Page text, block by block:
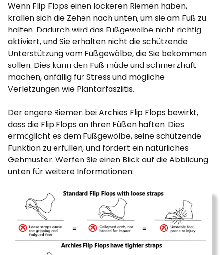
Wenn Flip Flops einen lockeren Riemen haben,
krallen sich die Zehen nach unten, um sie am Fuß zu
halten. Dadurch wird das Fußgewölbe nicht richtig
aktiviert, und Sie erhalten nicht die schützende
Unterstützung vom Fußgewölbe, die Sie bekommen
sollen. Dies kann den Fuß müde und schmerzhaft
machen, anfällig für Stress und mögliche
Verletzungen wie Plantarfasziitis.
Der engere Riemen bei Archies Flip Flops bewirkt,
dass die Flip Flops an Ihren Füßen haften. Dies
ermöglicht es dem Fußgewölbe, seine schützende
Funktion zu erfüllen, und fördert ein natürliches
Gehmuster. Werfen Sie einen Blick auf die Abbildung
unten für weitere Informationen: